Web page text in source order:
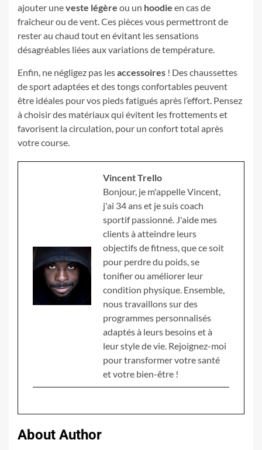
ajouter uneveste légère ou un hoodie en cas de
fraîcheur ou de vent. Ces pièces vous permettront de
rester au chaud tout en évitant les sensations
désagréables liées aux variations de température.
Enfin, ne négligez pas lesaccessoires ! Des chaussettes
de sport adaptées et des tongs confortables peuvent
être idéales pour vos pieds fatigués après l’effort. Pensez
à choisir des matériaux qui évitent les frottements et
favorisent la circulation, pour un confort total après
votre course.
Vincent Trello
Bonjour, je m'appelle Vincent,
j'ai 34 ans et je suis coach
sportif passionné. J'aide mes
clients à atteindre leurs
objectifs de fitness, que ce soit
pour perdre du poids, se
tonifier ou améliorer leur
condition physique. Ensemble,
nous travaillons sur des
programmes personnalisés
adaptés à leurs besoins et à
leur style de vie. Rejoignez-moi
pour transformer votre santé
et votre bien-être !
About Author